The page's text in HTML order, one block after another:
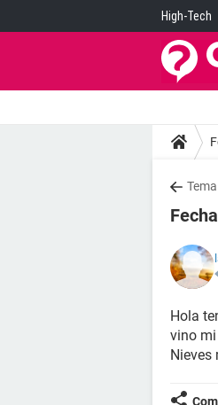
High-Tech
Hola
vino
Nieves